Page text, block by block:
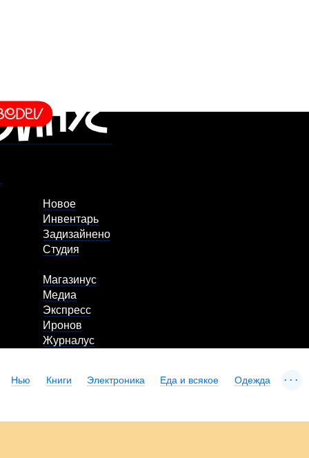
Новое
Инвентарь
Задизайнено
Студия
Магазинус
Медиа
Экспресс
Иронов
Журналус
Нью Книги Электроника Еда и всякое Одежда ...